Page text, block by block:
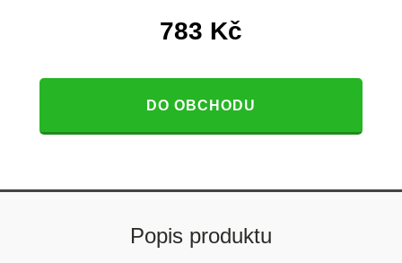
783 Kč
DO OBCHODU
Popis produktu